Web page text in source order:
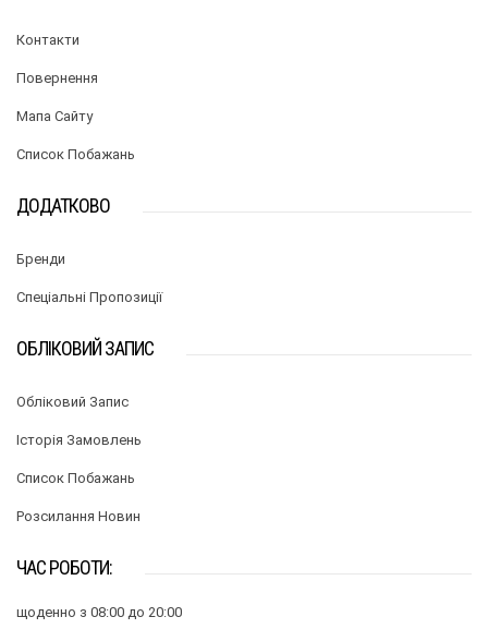
Контакти
Повернення
Мапа Сайту
Список Побажань
ДОДАТКОВО
Бренди
Спеціальні Пропозиції
ОБЛІКОВИЙ ЗАПИС
Обліковий Запис
Історія Замовлень
Список Побажань
Розсилання Новин
ЧАС РОБОТИ:
щоденно з 08:00 до 20:00